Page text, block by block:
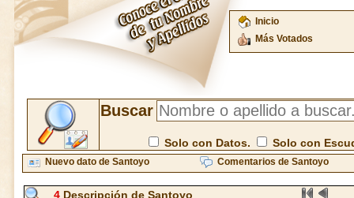
Inicio
Más Votados
Buscar
Solo con Datos. Solo con
Nuevo dato de Santoyo Comentarios de Santoyo
4Descripción de Santoyo